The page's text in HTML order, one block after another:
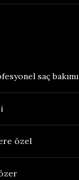
saç bakımı
özel